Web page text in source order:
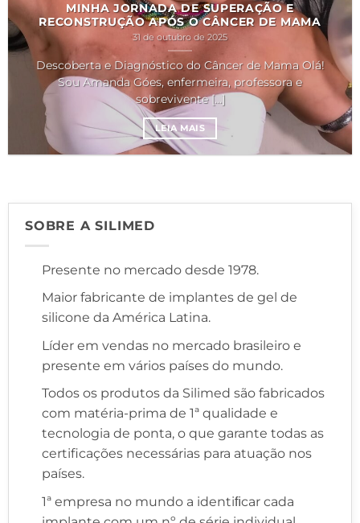
MINHA JORNADA DE SUPERAÇÃO E
RECONSTRUÇÃO APÓS O CÂNCER DE MAMA
31 de outubro de 2025
Descoberta e Diagnóstico do Câncer de Mama Olá!
Sou Amanda Góes, enfermeira, professora e
sobrevivente [...]
LEIA MAIS
SOBRE A SILIMED
Presente no mercado desde 1978.
Maior fabricante de implantes de gel de
silicone da América Latina.
Líder em vendas no mercado brasileiro e
presente em vários países do mundo.
Todos os produtos da Silimed são fabricados
com matéria-prima de 1ª qualidade e
tecnologia de ponta, o que garante todas as
certificações necessárias para atuação nos
países.
1ª empresa no mundo a identiﬁcar cada